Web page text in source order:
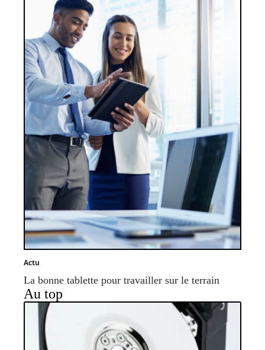
Actu
La bonne tablette pour travailler sur le terrain
Au top